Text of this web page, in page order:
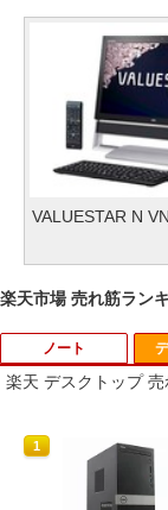
VALUESTAR N
楽天市場 売れ筋ラン
ノート
1
楽天 デスクトップ
1